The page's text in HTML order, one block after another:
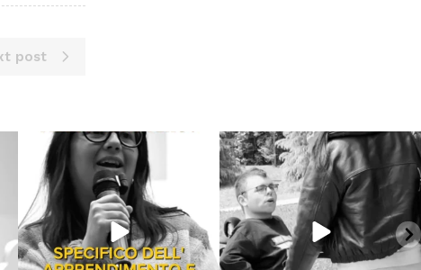
post
Giu 18
871 33
Giu 16
6982 383